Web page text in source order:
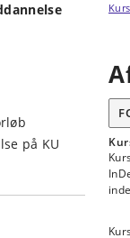
på KU